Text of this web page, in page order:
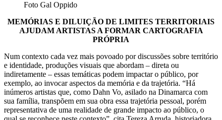
Foto Gal Oppido
MEMÓRIAS E DILUIÇÃO DE LIMITES TERRITORIAIS
AJUDAM ARTISTAS A FORMAR CARTOGRAFIA
PRÓPRIA
Num contexto cada vez mais povoado por discussões sobre território
e identidade, produções visuais que abordam – direta ou
indiretamente – essas temáticas podem impactar o público, por
exemplo, ao invocar aspectos da memória e da trajetória. “Há
inúmeros artistas que, como Dahn Vo, asilado na Dinamarca com
sua família, transpõem em sua obra essa trajetória pessoal, porém
representativa de uma realidade de grande impacto ao público, o